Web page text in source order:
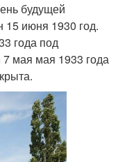
будущей
15 июня 1930 год.
года под
7 мая мая 1933 года